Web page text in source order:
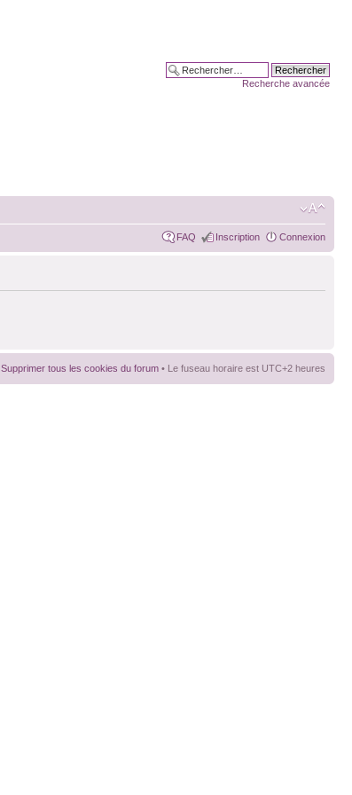
Recherche avancée
FAQ Inscription Connexion
Supprimer tous les cookies du forum • Le fuseau horaire est UTC+2 heures